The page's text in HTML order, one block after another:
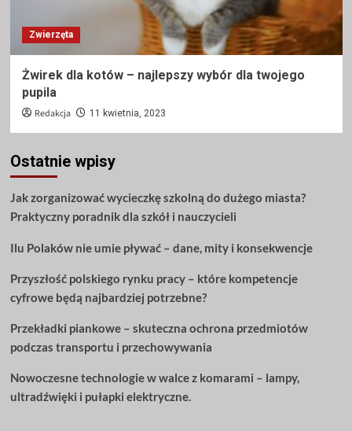
Zwierzęta
Żwirek dla kotów – najlepszy wybór dla twojego
pupila
Redakcja 11 kwietnia, 2023
Ostatnie wpisy
Jak zorganizować wycieczkę szkolną do dużego miasta?
Praktyczny poradnik dla szkół i nauczycieli
Ilu Polaków nie umie pływać – dane, mity i konsekwencje
Przyszłość polskiego rynku pracy – które kompetencje
cyfrowe będą najbardziej potrzebne?
Przekładki piankowe – skuteczna ochrona przedmiotów
podczas transportu i przechowywania
Nowoczesne technologie w walce z komarami – lampy,
ultradźwięki i pułapki elektryczne.